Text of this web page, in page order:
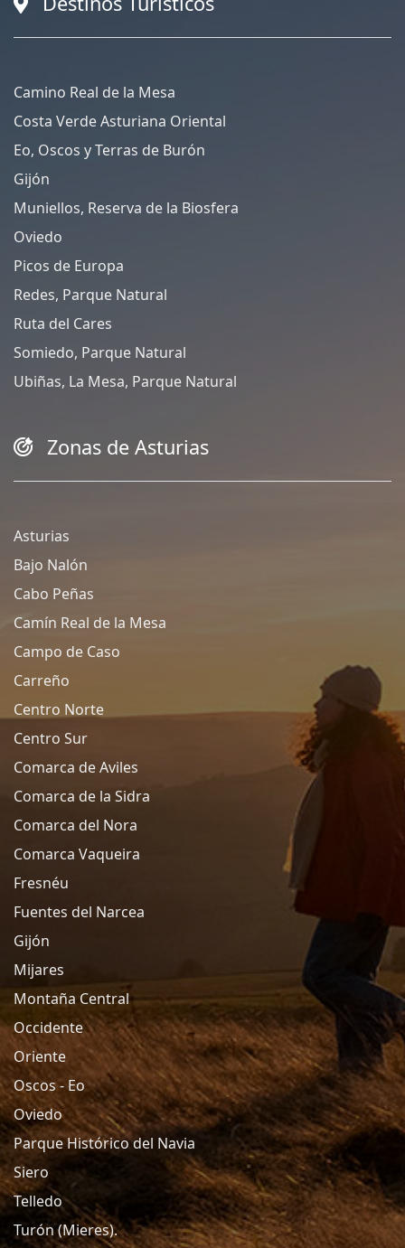
Camino Real de la Mesa
Costa Verde Asturiana Oriental
Eo, Oscos y Terras de Burón
Gijón
Muniellos, Reserva de la Biosfera
Oviedo
Picos de Europa
Redes, Parque Natural
Ruta del Cares
Somiedo, Parque Natural
Ubiñas, La Mesa, Parque Natural
Zonas de Asturias
Asturias
Bajo Nalón
Cabo Peñas
Camín Real de la Mesa
Campo de Caso
Carreño
Centro Norte
Centro Sur
Comarca de Aviles
Comarca de la Sidra
Comarca del Nora
Comarca Vaqueira
Fresnéu
Fuentes del Narcea
Gijón
Mijares
Montaña Central
Occidente
Oriente
Oscos - Eo
Oviedo
Parque Histórico del Navia
Siero
Telledo
Turón (Mieres).